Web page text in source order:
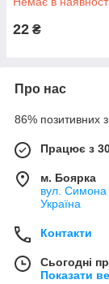
22 ₴
Про нас
86% позитивних з
Працює з
м. Боярка
вул. Симона
Україна
Контакти
Сьогодні
Показати